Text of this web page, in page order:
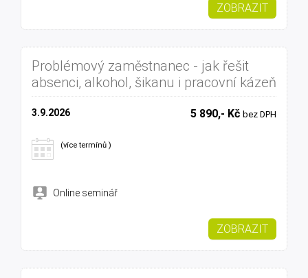
ZOBRAZIT
Problémový zaměstnanec - jak řešit
absenci, alkohol, šikanu i pracovní kázeň
5 890,- Kč bez DPH
3.9.2026
(více termínů )
Online seminář
ZOBRAZIT